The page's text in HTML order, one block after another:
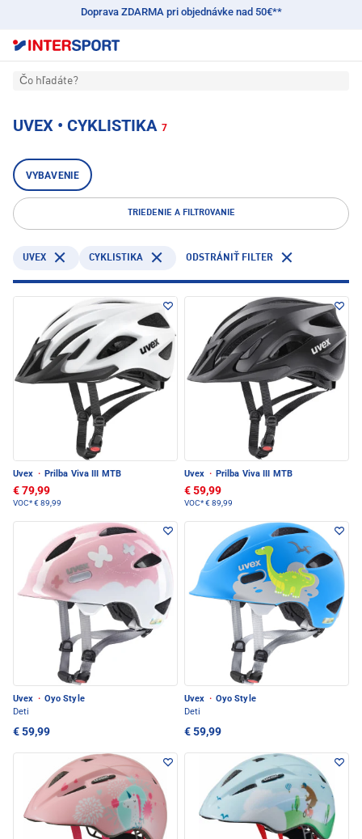
Doprava ZDARMA pri objednávke nad 50€**
Čo hľadáte?
UVEX • CYKLISTIKA 7
VYBAVENIE
TRIEDENIE A FILTROVANIE
UVEX CYKLISTIKA ODSTRÁNIŤ FILTER
Uvex · Prilba Viva III MTB
€ 79,99
VOC*€ 89,99
Uvex · Prilba Viva III MTB
€ 59,99
VOC*€ 89,99
Uvex · Oyo Style
Deti
€ 59,99
Uvex · Oyo Style
Deti
€ 59,99